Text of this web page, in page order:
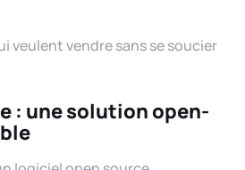
veulent vendre sans se soucier
: une solution open-